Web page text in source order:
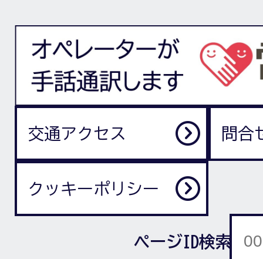
交通アクセス 問合
クッキーポリシー
ページID検索